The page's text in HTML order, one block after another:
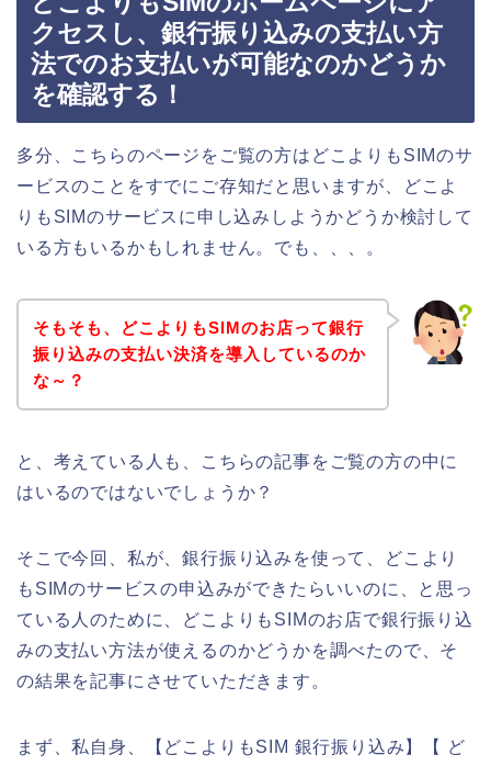
クセスし、銀行振り込みの支払い方
法でのお支払いが可能なのかどうか
を確認する！
多分、こちらのページをご覧の方はどこよりもSIMのサ
ービスのことをすでにご存知だと思いますが、どこよ
りもSIMのサービスに申し込みしようかどうか検討して
いる方もいるかもしれません。でも、、、。
そもそも、どこよりもSIMのお店って銀行
振り込みの支払い決済を導入しているのか
な～？
と、考えている人も、こちらの記事をご覧の方の中に
はいるのではないでしょうか？
そこで今回、私が、銀行振り込みを使って、どこより
もSIMのサービスの申込みができたらいいのに、と思っ
ている人のために、どこよりもSIMのお店で銀行振り込
みの支払い方法が使えるのかどうかを調べたので、そ
の結果を記事にさせていただきます。
まず、私自身、【どこよりもSIM 銀行振り込み】【 ど